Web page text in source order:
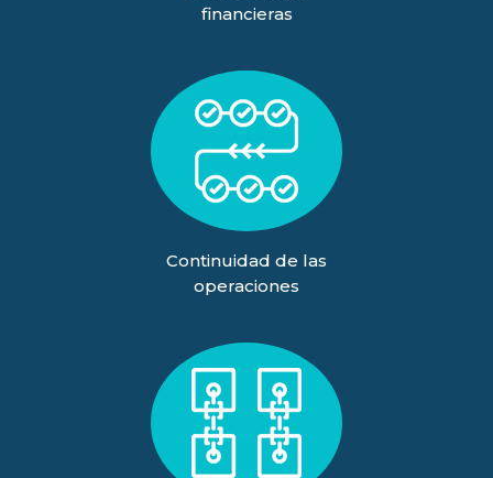
financieras
Continuidad de las
operaciones